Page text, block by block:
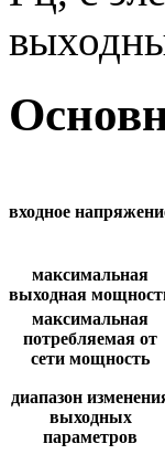
входное
максимальная
выходная
максимальная
потребляемая от
сети мощность
диапазон
выходных
параметров